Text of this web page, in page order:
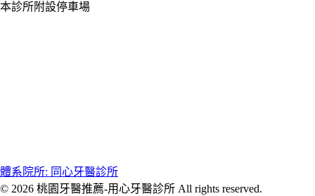
本診所附設停車場
體系院所: 同心牙醫診所
© 2026 桃園牙醫推薦-用心牙醫診所 All rights reserved.